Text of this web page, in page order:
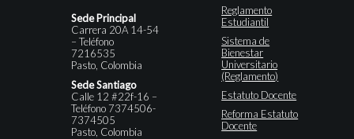
Sede Principal
Carrera 20A 14-54
– Teléfono
7216535
Pasto, Colombia
Sede Santiago
Calle 12 #22f-16 –
Teléfono 7374506-
7374505
Pasto, Colombia
Reglamento
Estudiantil
Sistema de
Bienestar
Universitario
(Reglamento)
Estatuto Docente
Reforma Estatuto
Docente